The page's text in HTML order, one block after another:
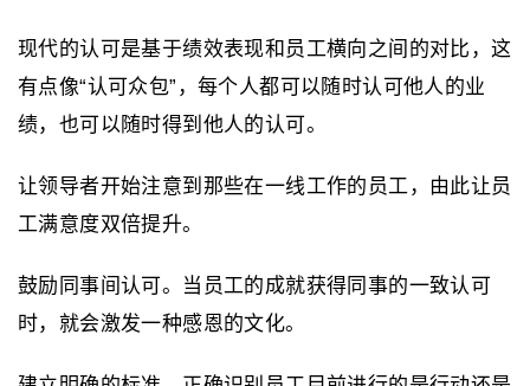
现代的认可是基于绩效表现和员工横向之间的对比，这
有点像“认可众包”，每个人都可以随时认可他人的业
绩，也可以随时得到他人的认可。
让领导者开始注意到那些在一线工作的员工，由此让员
工满意度双倍提升。
鼓励同事间认可。当员工的成就获得同事的一致认可
时，就会激发一种感恩的文化。